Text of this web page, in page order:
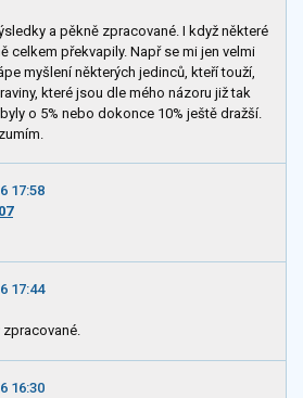
a pěkně zpracované. I když některé
celkem překvapily. Např se mi jen velmi
myšlení některých jedinců, kteří touží,
které jsou dle mého názoru již tak
o 5% nebo dokonce 10% ještě dražší.
17:58
17:44
16:30